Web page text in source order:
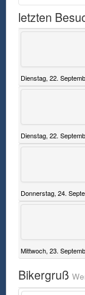
Artikel
2015 17:42
letzten
Dienstag, 22.
Dienstag, 22.
Donnerstag, 24.
Mittwoch, 23.
Bikergruß